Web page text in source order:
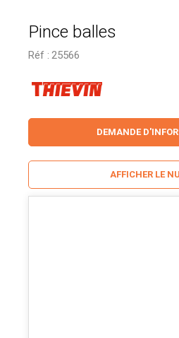
Pince balles
Réf : 25566
DEMANDE
AFFICHER LE